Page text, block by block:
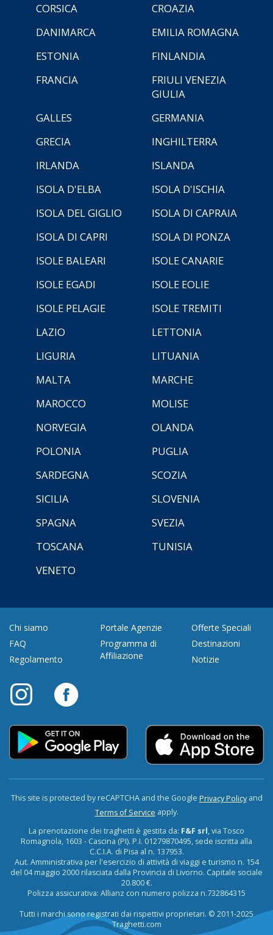
CORSICA
CROAZIA
DANIMARCA
EMILIA ROMAGNA
ESTONIA
FINLANDIA
FRANCIA
FRIULI VENEZIA
GIULIA
GALLES
GERMANIA
GRECIA
INGHILTERRA
IRLANDA
ISLANDA
ISOLA D'ELBA
ISOLA D'ISCHIA
ISOLA DEL GIGLIO
ISOLA DI CAPRAIA
ISOLA DI CAPRI
ISOLA DI PONZA
ISOLE BALEARI
ISOLE CANARIE
ISOLE EGADI
ISOLE EOLIE
ISOLE PELAGIE
ISOLE TREMITI
LAZIO
LETTONIA
LIGURIA
LITUANIA
MALTA
MARCHE
MAROCCO
MOLISE
NORVEGIA
OLANDA
POLONIA
PUGLIA
SARDEGNA
SCOZIA
SICILIA
SLOVENIA
SPAGNA
SVEZIA
TOSCANA
TUNISIA
VENETO
Chi siamo
FAQ
Regolamento
Portale Agenzie
Programma di
Affiliazione
Offerte Speciali
Destinazioni
Notizie
This site is protected by reCAPTCHA and the Google Privacy Policyand
Terms of Service apply.
La prenotazione dei traghetti è gestita da: F&F srl, via Tosco
Romagnola, 1603 - Cascina (PI). P.I. 01279870495, sede iscritta alla
C.C.I.A. di Pisa al n. 137953.
Aut. Amministrativa per l'esercizio di attività di viaggi e turismo n. 154
del 04 maggio 2000 rilasciata dalla Provincia di Livorno. Capitale sociale
20.800 €.
Polizza assicurativa: Allianz con numero polizza n.732864315
Tutti i marchi sono registrati dai rispettivi proprietari. © 2011-2025
Traghetti.com